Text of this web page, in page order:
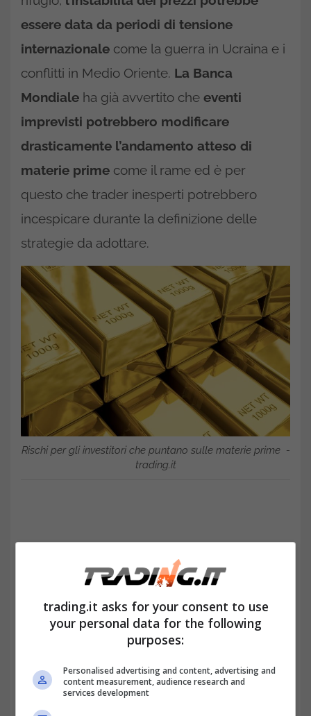
essere data da periodi di tensione
internazionale come la guerra in Ucraina e i
conflitti in Medio Oriente. La Banca
Mondiale ha già avvertito che eventi
imprevisti potrebbero modificare
drasticamente l’andamento atteso di
materie prime come il rame ed è per
questo che trader inesperti potrebbero
incespicare durante la definizione delle
strategie da adottare.
Rischi per gli investitori che puntano sulle materie prime -
trading.it
I conflitti geopolitici possono
compromettere la disponibilità di materie
trading.it asks for your consent to use
your personal data for the following
purposes:
Personalised advertising and content, advertising and
content measurement, audience research and
services development